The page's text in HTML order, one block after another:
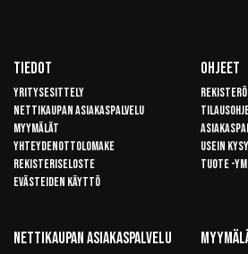
Tiedot
Yritysesittely
Nettikaupan asiakaspalvelu
Myymälät
Yhteydenottolomake
Rekisteriseloste
Evästeiden käyttö
Ohjeet
Usein
Tuote -
Nettikaupan Asiakaspalvelu